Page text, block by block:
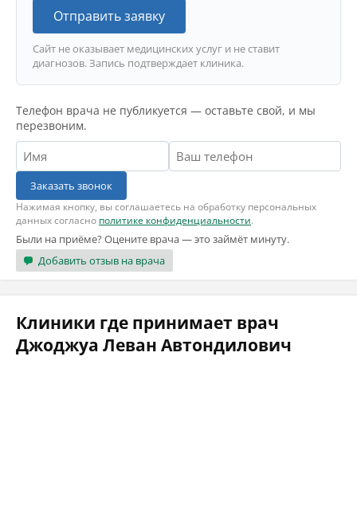
Отправить заявку
Сайт не оказывает медицинских услуг и не ставит
диагнозов. Запись подтверждает клиника.
Телефон врача не публикуется — оставьте свой, и мы
перезвоним.
Заказать звонок
Нажимая кнопку, вы соглашаетесь на обработку персональных
данных согласно политике конфиденциальности.
Были на приёме? Оцените врача — это займёт минуту.
Добавить отзыв на врача
Клиники где принимает врач
Джоджуа Леван Автондилович